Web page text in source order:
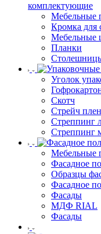
комплектующие
Мебельные
Кромка для
Мебельные
Планки
Уголок
Скотч
Стрейч
Стреппинг
Стреппинг
Мебельные
Фасадное
Образцы
Фасадное
Фасады
МДФ RIAL
Фасады